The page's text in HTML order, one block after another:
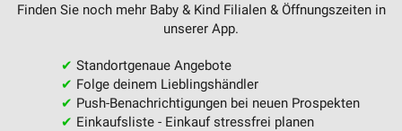
Finden Sie noch mehr Baby & Kind Filialen & Öffnungszeiten in
unserer App.
✔ Standortgenaue Angebote
✔ Folge deinem Lieblingshändler
✔ Push-Benachrichtigungen bei neuen Prospekten
✔ Einkaufsliste - Einkauf stressfrei planen